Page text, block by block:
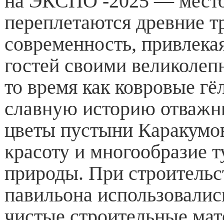
переплетаются древние
современность,
гостей своими
то время как ковровые
славную историю
цветы пустыни
красоту и многообразие
природы. При
павильона